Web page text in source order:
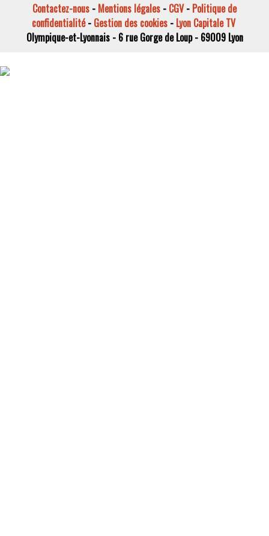
Contactez-nous - Mentions légales - CGV- Politique de
confidentialité- Gestion des cookies- Lyon Capitale TV
Olympique-et-Lyonnais - 6 rue Gorge de Loup - 69009 Lyon